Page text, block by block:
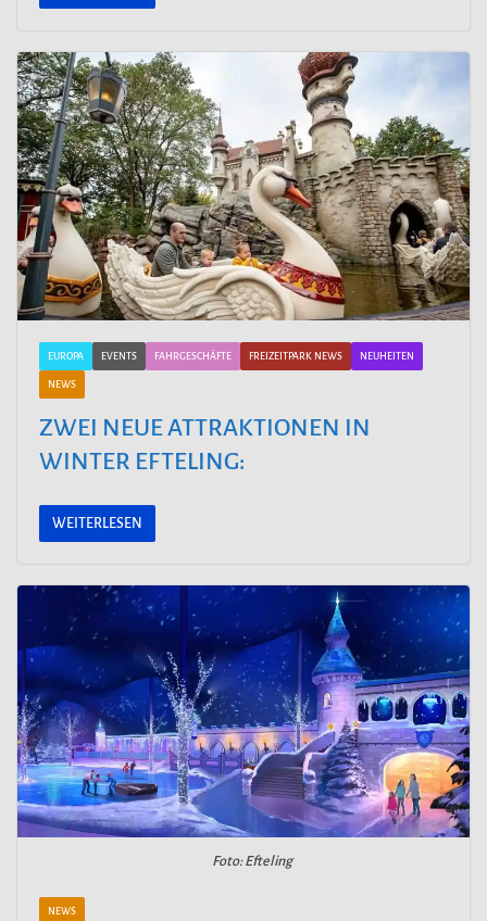
EUROPA EVENTS FAHRGESCHÄFTE FREIZEITPARK NEWS NEUHEITEN
NEWS
ZWEI NEUE ATTRAKTIONEN IN
WINTER EFTELING:
WEITERLESEN
Foto: Efteling
NEWS